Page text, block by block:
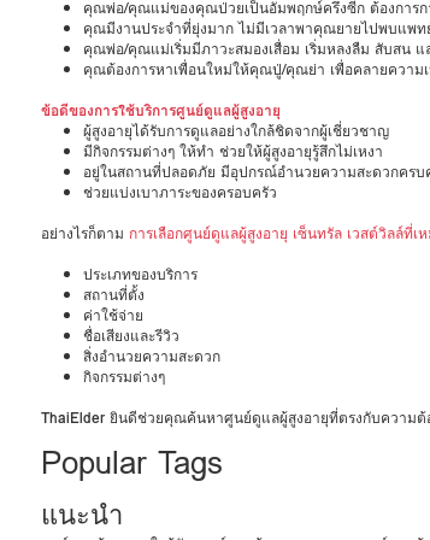
คุณพ่อ/คุณแม่ของคุณป่วยเป็นอัมพฤกษ์ครึ่งซีก ต้องการก
คุณมีงานประจำที่ยุ่งมาก ไม่มีเวลาพาคุณยายไปพบแพ
คุณพ่อ/คุณแม่เริ่มมีภาวะสมองเสื่อม เริ่มหลงลืม สับสน แ
คุณต้องการหาเพื่อนใหม่ให้คุณปู่/คุณย่า เพื่อคลายความ
ข้อดีของการใช้บริการศูนย์ดูแลผู้สูงอายุ
ผู้สูงอายุได้รับการดูแลอย่างใกล้ชิดจากผู้เชี่ยวชาญ
มีกิจกรรมต่างๆ ให้ทำ ช่วยให้ผู้สูงอายุรู้สึกไม่เหงา
อยู่ในสถานที่ปลอดภัย มีอุปกรณ์อำนวยความสะดวกครบ
ช่วยแบ่งเบาภาระของครอบครัว
อย่างไรก็ตาม การเลือกศูนย์ดูแลผู้สูงอายุ เซ็นทรัล เวสต์วิลล์ที่เ
ประเภทของบริการ
สถานที่ตั้ง
ค่าใช้จ่าย
ชื่อเสียงและรีวิว
สิ่งอำนวยความสะดวก
กิจกรรมต่างๆ
ThaiElderยินดีช่วยคุณค้นหาศูนย์ดูแลผู้สูงอายุที่ตรงกับความต้
Popular Tags
แนะนำ